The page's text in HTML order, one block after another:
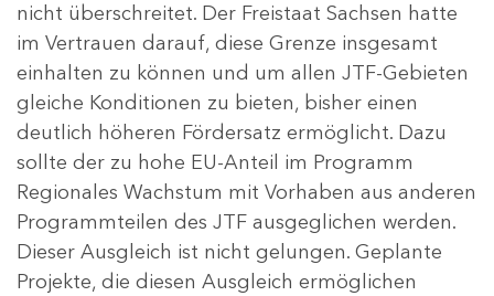
nicht überschreitet. Der Freistaat Sachsen hatte
im Vertrauen darauf, diese Grenze insgesamt
einhalten zu können und um allen JTF-Gebieten
gleiche Konditionen zu bieten, bisher einen
deutlich höheren Fördersatz ermöglicht. Dazu
sollte der zu hohe EU-Anteil im Programm
Regionales Wachstum mit Vorhaben aus anderen
Programmteilen des JTF ausgeglichen werden.
Dieser Ausgleich ist nicht gelungen. Geplante
Projekte, die diesen Ausgleich ermöglichen